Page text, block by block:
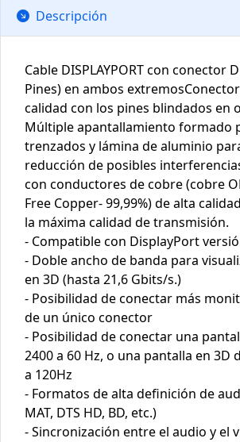
Descripción
Cable DISPLAYPORT con conector
Pines) en ambos
calidad con los pines blindados en
Múltiple apantallamiento formado
trenzados y lámina de aluminio
reducción de posibles
con conductores de cobre (cobre
Free Copper- 99,99%) de alta
la máxima calidad de transmisión.
- Compatible con DisplayPort
- Doble ancho de banda para
en 3D (hasta 21,6 Gbits/s.)
- Posibilidad de conectar más
de un único conector
- Posibilidad de conectar una
2400 a 60 Hz, o una pantalla en 3D
a 120Hz
- Formatos de alta definición de
MAT, DTS HD, BD, etc.)
- Sincronización entre el audio y el